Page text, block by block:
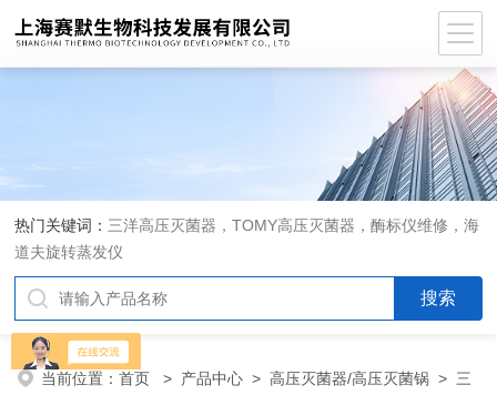
热门关键词： 三洋高压灭菌器，TOMY高压灭菌器，酶标仪维修，海
道夫旋转蒸发仪
当前位置：首页 > 产品中心 >高压灭菌器/高压灭菌锅 > 三